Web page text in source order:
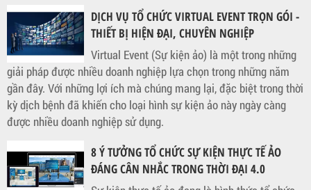
DỊCH VỤ TỔ CHỨC VIRTUAL EVENT TRỌN GÓI -
THIẾT BỊ HIỆN ĐẠI, CHUYÊN NGHIỆP
Virtual Event (Sự kiện ảo) là một trong những
giải pháp được nhiều doanh nghiệp lựa chọn trong những năm
gần đây. Với những lợi ích mà chúng mang lại, đặc biệt trong thời
kỳ dịch bệnh đã khiến cho loại hình sự kiện ảo này ngày càng
được nhiều doanh nghiệp sử dụng.
8 Ý TƯỞNG TỔ CHỨC SỰ KIỆN THỰC TẾ ẢO
ĐÁNG CÂN NHẮC TRONG THỜI ĐẠI 4.0